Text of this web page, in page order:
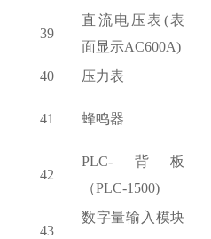
39
直流电压表 (表
面显示AC600A)
40 压力表
41 蜂鸣器
42
PLC-背板
（PLC-1500)
43
数字量输入模块